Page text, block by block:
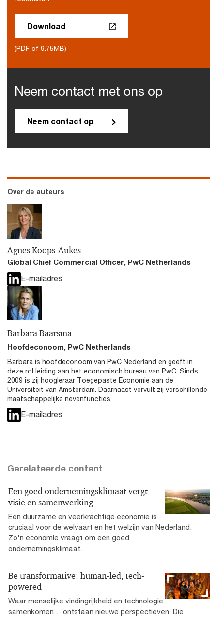
Download
(PDF of 9.75MB)
Neem contact met ons op
Neem contact op
Over de auteurs
Agnes Koops-Aukes
Global Chief Commercial Officer, PwC Netherlands
E-mailadres
Barbara Baarsma
Hoofdeconoom, PwC Netherlands
Barbara is hoofdeconoom van PwC Nederland en geeft in
deze rol leiding aan het economisch bureau van PwC. Sinds
2009 is zij hoogleraar Toegepaste Economie aan de
Universiteit van Amsterdam. Daarnaast vervult zij verschillende
maatschappelijke nevenfuncties.
E-mailadres
Gerelateerde content
Een goed ondernemingsklimaat vergt
visie en samenwerking
Een duurzame en veerkrachtige economie is
cruciaal voor de welvaart en het welzijn van Nederland.
Zo'n economie vraagt om een goed
ondernemingsklimaat.
Be transformative: human-led, tech-
powered
Waar menselijke vindingrijkheid en technologie
samenkomen… ontstaan nieuwe perspectieven. Die